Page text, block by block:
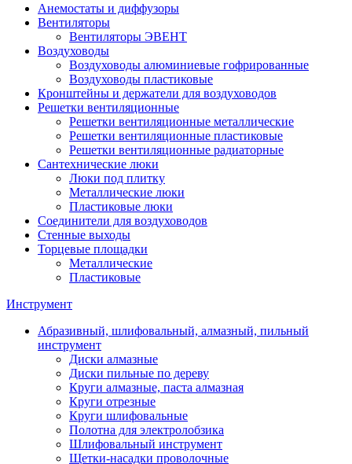
Анемостаты и диффузоры
Вентиляторы
Вентиляторы ЭВЕНТ
Воздуховоды
Воздуховоды алюминиевые гофрированные
Воздуховоды пластиковые
Кронштейны и держатели для воздуховодов
Решетки вентиляционные
Решетки вентиляционные металлические
Решетки вентиляционные пластиковые
Решетки вентиляционные радиаторные
Сантехнические люки
Люки под плитку
Металлические люки
Пластиковые люки
Соединители для воздуховодов
Стенные выходы
Торцевые площадки
Металлические
Пластиковые
Инструмент
Абразивный, шлифовальный, алмазный, пильный
инструмент
Диски алмазные
Диски пильные по дереву
Круги алмазные, паста алмазная
Круги отрезные
Круги шлифовальные
Полотна для электролобзика
Шлифовальный инструмент
Щетки-насадки проволочные